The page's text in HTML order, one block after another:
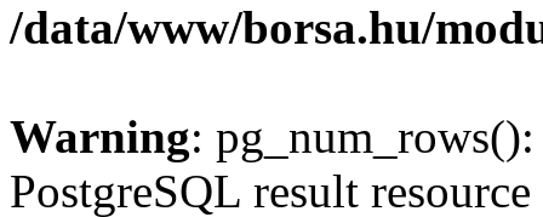
/data/www/borsa.hu/
Warning:
PostgreSQL result